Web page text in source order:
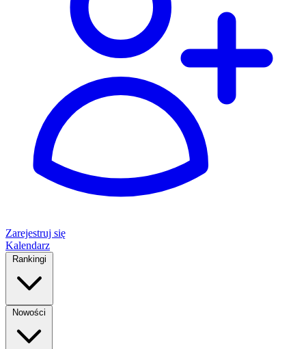
Zarejestruj się
Kalendarz
Rankingi
Nowości